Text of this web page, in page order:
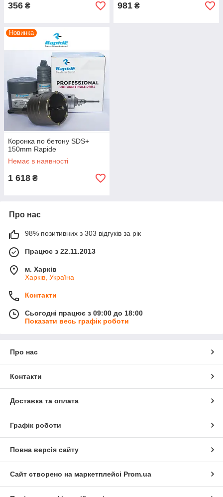
356 ₴ 981 ₴
Новинка
Коронка по бетону SDS+
150mm Rapide
Немає в наявності
1 618 ₴
Про нас
98% позитивних з 303 відгуків за рік
Працює з 22.11.2013
м. Харків
Харків, Україна
Контакти
Сьогодні працює з 09:00 до 18:00
Показати весь графік роботи
Про нас
Контакти
Доставка та оплата
Графік роботи
Повна версія сайту
Сайт створено на маркетплейсі Prom.ua